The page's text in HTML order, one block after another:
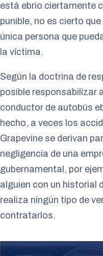
está ebrio ciertamente
punible, no es cierto
única persona que
la víctima.
Según la doctrina de
posible responsabilizar
conductor de autobús
hecho, a veces los
Grapevine se derivan
negligencia de una
gubernamental, por
alguien con un historial
realiza ningún tipo de
contratarlos.